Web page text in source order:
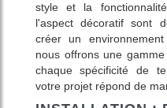
style et la
l'aspect décoratif sont
créer un
nous offrons une
chaque spécificité de
votre projet répond de